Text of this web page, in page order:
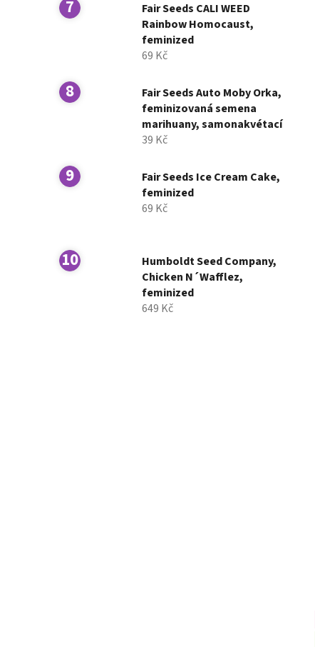
Fair Seeds CALI WEED
Rainbow Homocaust,
feminized
69 Kč
Fair Seeds Auto Moby Orka,
feminizovaná semena
marihuany, samonakvétací
39 Kč
Fair Seeds Ice Cream Cake,
feminized
69 Kč
Humboldt Seed Company,
Chicken N´Wafflez,
feminized
649 Kč